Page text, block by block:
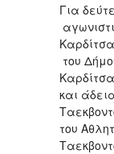
Για
του
και
του